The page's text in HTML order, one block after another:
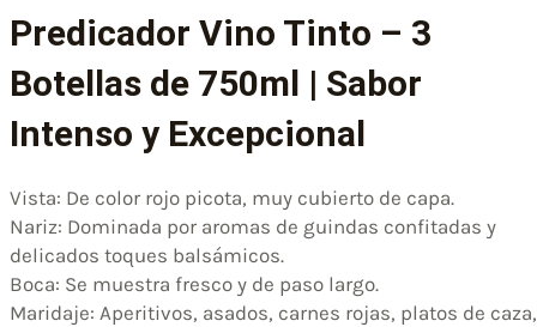
Predicador Vino Tinto – 3
Botellas de 750ml | Sabor
Intenso y Excepcional
Vista: De color rojo picota, muy cubierto de capa.
Nariz: Dominada por aromas de guindas confitadas y
delicados toques balsámicos.
Boca: Se muestra fresco y de paso largo.
Maridaje: Aperitivos, asados, carnes rojas, platos de caza,